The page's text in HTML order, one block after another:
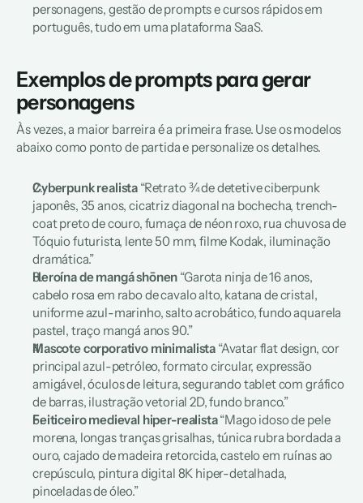
personagens, gestão de prompts e cursos rápidos em
português, tudo em uma plataforma SaaS.
Exemplos de prompts para gerar
personagens
Às vezes, a maior barreira é a primeira frase. Use os modelos
abaixo como ponto de partida e personalize os detalhes.
Cyberpunk realista “Retrato ¾ de detetive ciberpunk
japonês, 35 anos, cicatriz diagonal na bochecha, trench-
coat preto de couro, fumaça de néon roxo, rua chuvosa de
Tóquio futurista, lente 50 mm, filme Kodak, iluminação
dramática.”
Heroína de mangá shōnen “Garota ninja de 16 anos,
cabelo rosa em rabo de cavalo alto, katana de cristal,
uniforme azul-marinho, salto acrobático, fundo aquarela
pastel, traço mangá anos 90.”
Mascote corporativo minimalista “Avatar flat design, cor
principal azul-petróleo, formato circular, expressão
amigável, óculos de leitura, segurando tablet com gráfico
de barras, ilustração vetorial 2D, fundo branco.”
Feiticeiro medieval hiper-realista“Mago idoso de pele
morena, longas tranças grisalhas, túnica rubra bordada a
ouro, cajado de madeira retorcida, castelo em ruínas ao
crepúsculo, pintura digital 8K hiper-detalhada,
pinceladas de óleo.”